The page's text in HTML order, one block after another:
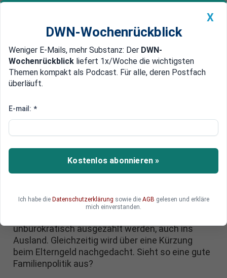
Newsticker MEIN DWN: Geldanlage Premium
Edelmetalle DWN-Magazin China
Antragsloses Kindergeld aber
Regierung für mehr Kinder
sorgen will
Tiefstand. Kinder rücken plötzlich in den Fokus
unbürokratisch ausgezahlt werden, auch ins
Ausland. Gleichzeitig wird über eine Kürzung
beim Elterngeld nachgedacht. Sieht so eine gute
Familienpolitik aus?
X
DWN-Wochenrückblick
Weniger E-Mails, mehr Substanz: Der DWN-
Wochenrückblick liefert 1x/Woche die wichtigsten
Themen kompakt als Podcast. Für alle, deren Postfach
überläuft.
E-mail: *
Kostenlos abonnieren »
Ich habe die Datenschutzerklärung sowie die AGB gelesen und erkläre
mich einverstanden.